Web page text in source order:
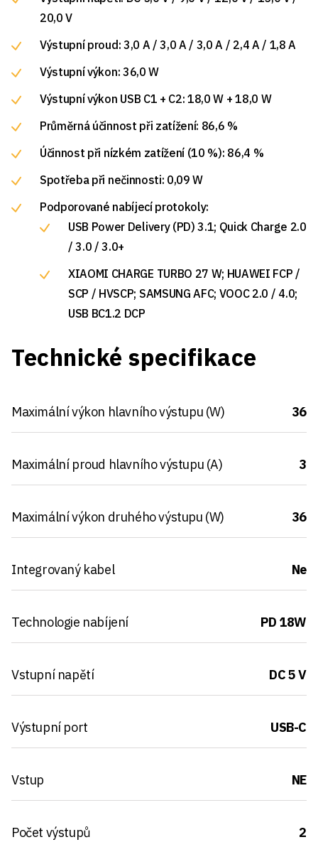
20,0 V
Výstupní proud: 3,0 A / 3,0 A / 3,0 A / 2,4 A / 1,8 A
Výstupní výkon: 36,0 W
Výstupní výkon USB C1 + C2: 18,0 W + 18,0 W
Průměrná účinnost při zatížení: 86,6 %
Účinnost při nízkém zatížení (10 %): 86,4 %
Spotřeba při nečinnosti: 0,09 W
Podporované nabíjecí protokoly:
USB Power Delivery (PD) 3.1; Quick Charge 2.0
/ 3.0 / 3.0+
XIAOMI CHARGE TURBO 27 W; HUAWEI FCP /
SCP / HVSCP; SAMSUNG AFC; VOOC 2.0 / 4.0;
USB BC1.2 DCP
Technické specifikace
Maximální výkon hlavního výstupu (W) 36
Maximální proud hlavního výstupu (A) 3
Maximální výkon druhého výstupu (W) 36
Integrovaný kabel Ne
Technologie nabíjení PD 18W
Vstupní napětí DC 5 V
Výstupní port USB-C
Vstup NE
Počet výstupů 2